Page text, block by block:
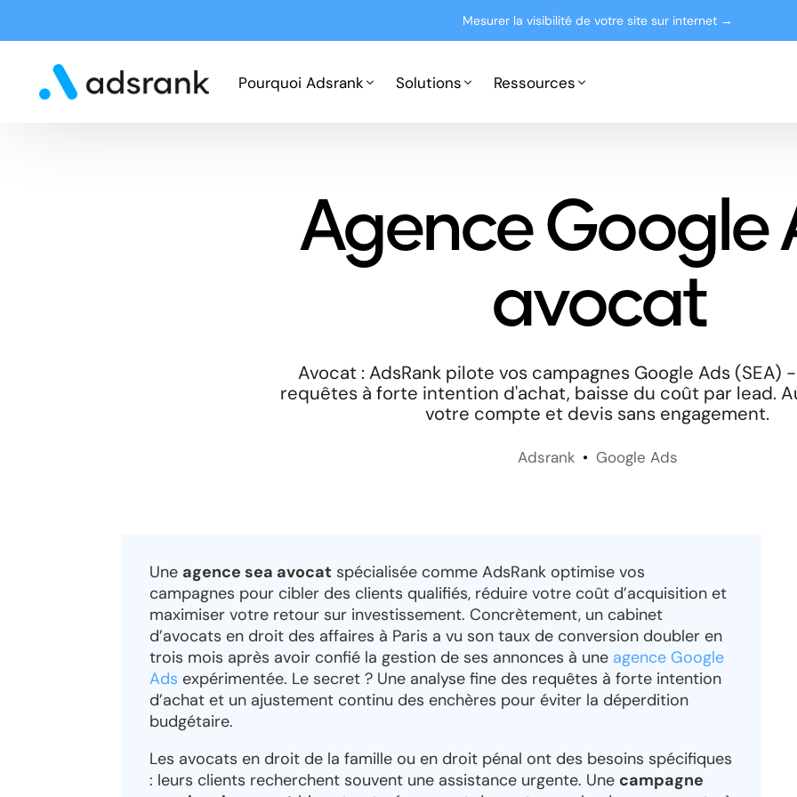
Mesurer la visibilité de votre site sur internet →
Pourquoi Adsrank
Expertises
Cas clients
Solutions
Microsoft Advertising
Ressources
Presse
Le blog
Agence Google
avocat
Avocat : AdsRank pilote vos campagnes Google Ads (SEA)
requêtes à forte intention d'achat, baisse du coût par lead.
votre compte et devis sans engagement.
Adsrank Google Ads
Une agence sea avocat spécialisée comme AdsRank optimise vos
campagnes pour cibler des clients qualifiés, réduire votre coût d’acquisition et
maximiser votre retour sur investissement. Concrètement, un cabinet
d’avocats en droit des affaires à Paris a vu son taux de conversion doubler en
trois mois après avoir confié la gestion de ses annonces à une agence Google
Ads expérimentée. Le secret ? Une analyse fine des requêtes à forte intention
d’achat et un ajustement continu des enchères pour éviter la déperdition
budgétaire.
Les avocats en droit de la famille ou en droit pénal ont des besoins spécifiques
: leurs clients recherchent souvent une assistance urgente. Une campagne